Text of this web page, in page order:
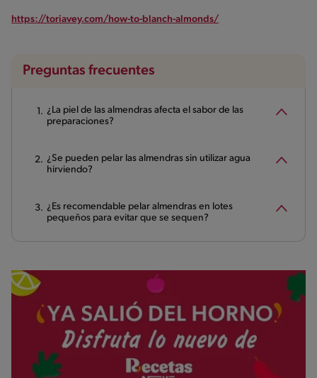
https://toriavey.com/how-to-blanch-almonds/
Preguntas frecuentes
¿La piel de las almendras afecta el sabor de las
preparaciones?
¿Se pueden pelar las almendras sin utilizar agua
hirviendo?
¿Es recomendable pelar almendras en lotes
pequeños para evitar que se sequen?